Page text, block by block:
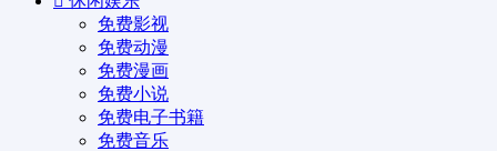
免费影视
免费动漫
免费漫画
免费小说
免费电子书籍
免费音乐